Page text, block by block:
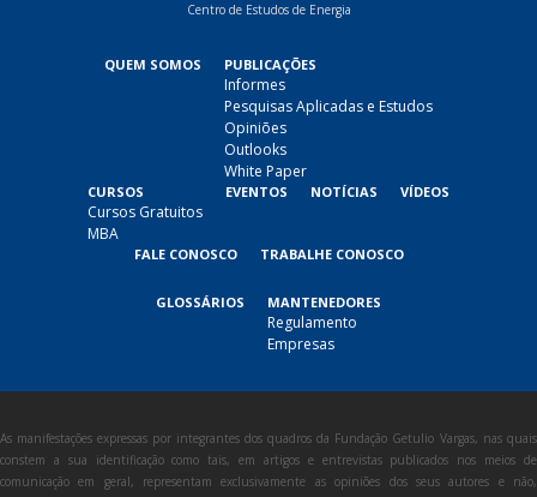
Centro de Estudos de Energia
QUEM SOMOS PUBLICAÇÕES
Informes
Pesquisas Aplicadas e Estudos
Opiniões
Outlooks
White Paper
CURSOS
Cursos Gratuitos
MBA
EVENTOS NOTÍCIAS VÍDEOS
FALE CONOSCO TRABALHE CONOSCO
GLOSSÁRIOS MANTENEDORES
Regulamento
Empresas
As manifestações expressas por integrantes dos quadros da Fundação Getulio Vargas, nas quais
constem a sua identificação como tais, em artigos e entrevistas publicados nos meios de
comunicação em geral, representam exclusivamente as opiniões dos seus autores e não,